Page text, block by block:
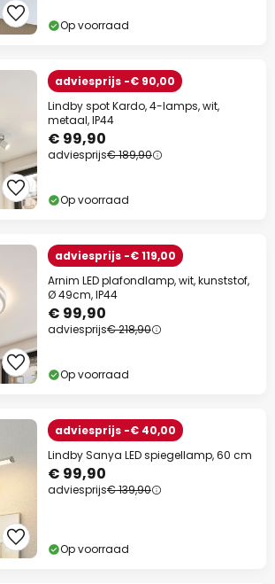
Op voorraad
adviesprijs -€ 90,00
Lindby spot Kardo, 4-lamps, wit,
metaal, IP44
€ 99,90
adviesprijs€ 189,90
Op voorraad
adviesprijs -€ 119,00
Arnim LED plafondlamp, wit, kunststof,
Ø 49cm, IP44
€ 99,90
adviesprijs€ 218,90
Op voorraad
adviesprijs -€ 40,00
Lindby Sanya LED spiegellamp, 60 cm
€ 99,90
adviesprijs€ 139,90
Op voorraad